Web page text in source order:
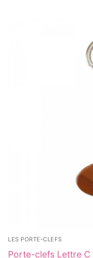
LES PORTE-CLEFS
Porte-clefs Lettre C